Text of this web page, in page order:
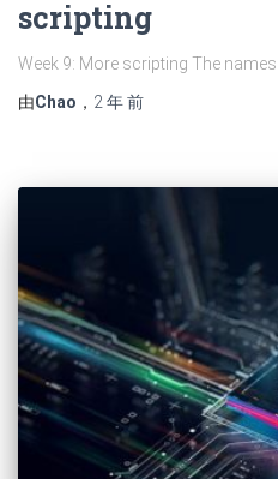
scripting
Week 9: More scripting The
由Chao ， 2 年前